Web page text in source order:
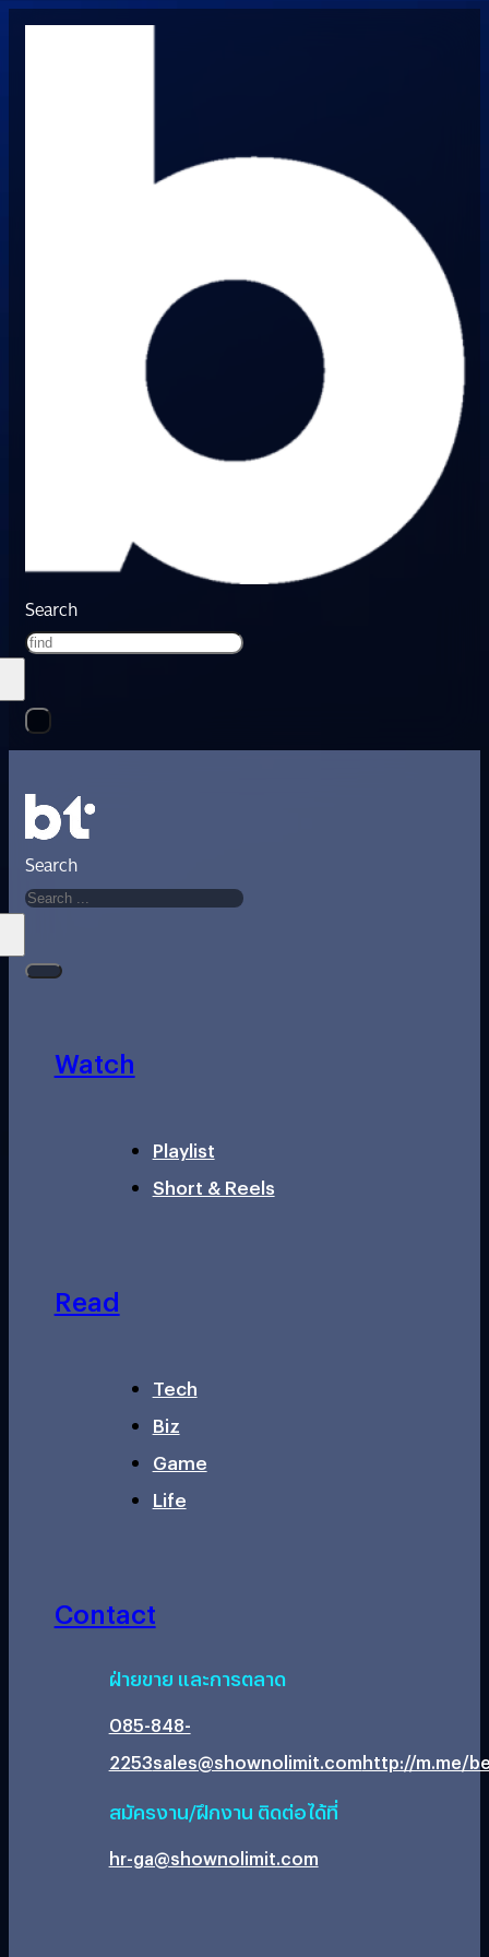
Search
Search
Watch
Playlist
Short & Reels
Read
Tech
Biz
Game
Life
Contact
ฝ่ายขาย และการตลาด
085-848-
2253sales@shownolimit.comhttp://m.me/
สมัครงาน/ฝึกงาน ติดต่อได้ที่
hr-ga@shownolimit.com